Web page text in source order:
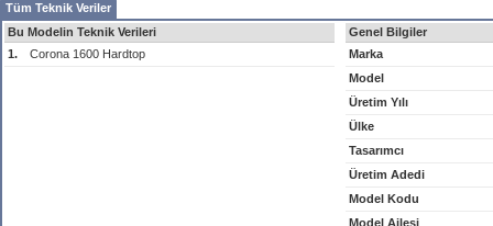
Tüm Teknik Veriler
Bu Modelin Teknik Verileri
1.
Corona 1600 Hardtop
Genel Bilgiler
Marka
Model
Üretim Yılı
Ülke
Tasarımcı
Üretim Adedi
Model Kodu
Model Ailesi